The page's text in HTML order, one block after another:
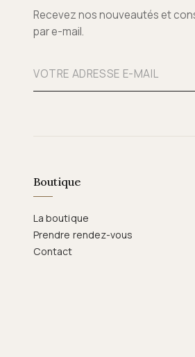
Recevez nos nouveautés et
par e-mail.
Boutique
La boutique
Prendre rendez-vous
Contact